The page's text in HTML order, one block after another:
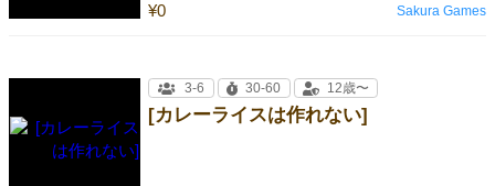
¥0 Sakura Games
[カレーライスは作れない]
3-6 30-60 12歳〜